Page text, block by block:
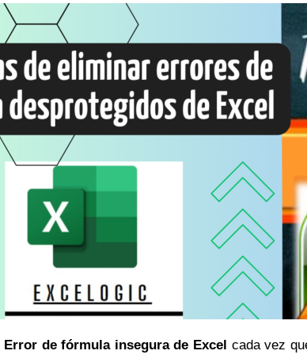
Error de fórmula insegura de Excel cada vez